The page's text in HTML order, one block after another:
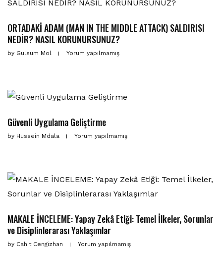
ORTADAKİ ADAM (MAN IN THE MIDDLE ATTACK) SALDIRISI
NEDİR? NASIL KORUNURSUNUZ?
by Gulsum Mol Yorum yapılmamış
Güvenli Uygulama Geliştirme
by Hussein Mdala Yorum yapılmamış
MAKALE İNCELEME: Yapay Zekâ Etiği: Temel İlkeler, Sorunlar
ve Disiplinlerarası Yaklaşımlar
by Cahit Cengizhan Yorum yapılmamış